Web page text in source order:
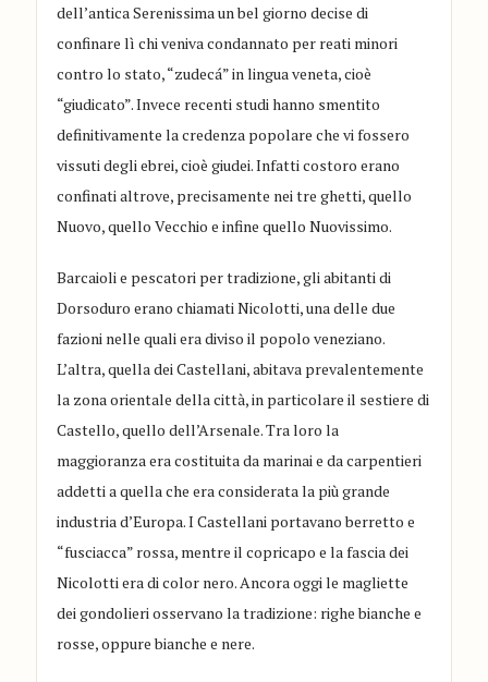
dell’antica Serenissima un bel giorno decise di
confinare lì chi veniva condannato per reati minori
contro lo stato,“zudecá” in lingua veneta, cioè
“giudicato”.Invece recenti studi hanno smentito
definitivamente la credenza popolare che vi fossero
vissuti degli ebrei, cioè giudei. Infatti costoro erano
confinati altrove, precisamente nei tre ghetti, quello
Nuovo, quello Vecchio e infine quello Nuovissimo.
Barcaioli e pescatori per tradizione, gli abitanti di
Dorsoduro erano chiamati Nicolotti, una delle due
fazioni nelle quali era diviso il popolo veneziano.
L’altra, quella dei Castellani, abitava prevalentemente
la zona orientale della città, in particolare il sestiere di
Castello, quello dell’Arsenale. Tra loro la
maggioranza era costituita da marinai e da carpentieri
addetti a quella che era considerata la più grande
industria d’Europa. I Castellani portavano berretto e
“fusciacca” rossa, mentre il copricapo e la fascia dei
Nicolotti era di color nero. Ancora oggi le magliette
dei gondolieri osservano la tradizione: righe bianche e
rosse, oppure bianche e nere.